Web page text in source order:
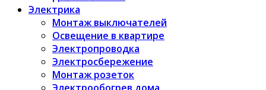
Электрика
Монтаж выключателей
Освещение в квартире
Электропроводка
Электросбережение
Монтаж розеток